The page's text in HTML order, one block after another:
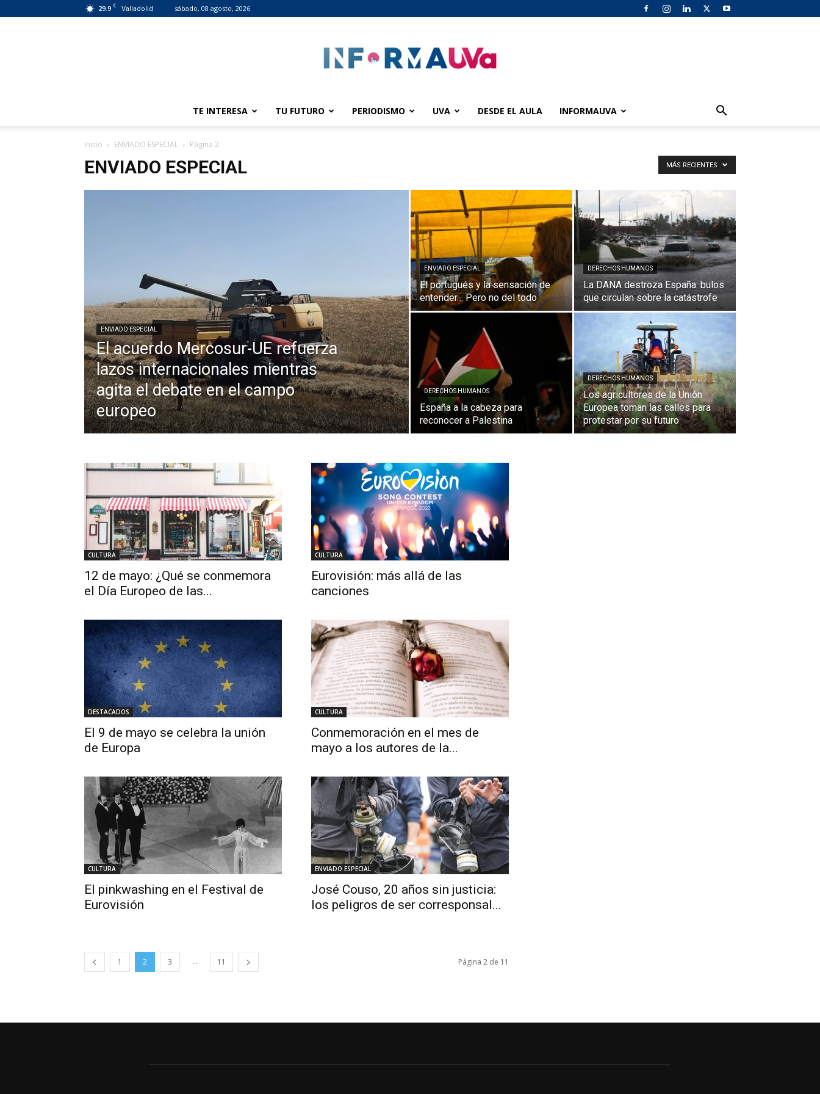
29.9 C Valladolid sábado, 08 agosto, 2026
informaUVA
TE INTERESA TU FUTURO PERIODISMO UVA DESDE EL AULA INFORMAUVA
Inicio ENVIADO ESPECIAL Página 2
ENVIADO ESPECIAL MÁS RECIENTES
ENVIADO ESPECIAL
El acuerdo Mercosur-UE refuerza
lazos internacionales mientras
agita el debate en el campo
europeo
ENVIADO ESPECIAL
El portugués y la sensación de
entender… Pero no del todo
DERECHOS HUMANOS
La DANA destroza España: bulos
que circulan sobre la catástrofe
DERECHOS HUMANOS
España a la cabeza para
reconocer a Palestina
DERECHOS HUMANOS
Los agricultores de la Unión
Europea toman las calles para
protestar por su futuro
CULTURA
12 de mayo: ¿Qué se conmemora
el Día Europeo de las...
CULTURA
Eurovisión: más allá de las
canciones
DESTACADOS
El 9 de mayo se celebra la unión
de Europa
CULTURA
Conmemoración en el mes de
mayo a los autores de la...
CULTURA
El pinkwashing en el Festival de
Eurovisión
ENVIADO ESPECIAL
José Couso, 20 años sin justicia:
los peligros de ser corresponsal...
1 2 3 ... 11 Página 2 de 11